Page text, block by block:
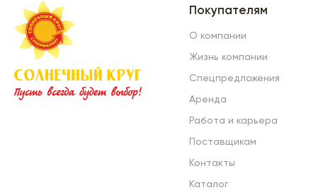
Покупателям
О компании
Жизнь компании
Спецпредложения
Аренда
Работа и карьера
Поставщикам
Контакты
Каталог